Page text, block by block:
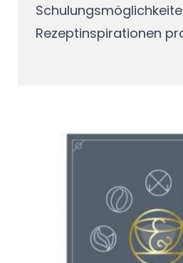
Rezeptinspirationen